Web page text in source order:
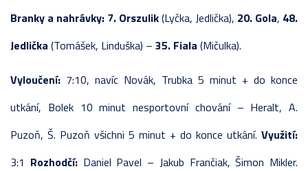
Branky a nahrávky: 7. Orszulik(Lyčka, Jedlička), 20. Gola, 48.
Jedlička (Tomášek, Linduška) – 35. Fiala (Mičulka).
Vyloučení: 7:10, navíc Novák, Trubka 5 minut + do konce
utkání, Bolek 10 minut nesportovní chování – Heralt, A.
Puzoň, Š. Puzoň všichni 5 minut + do konce utkání. Využití:
3:1 Rozhodčí:Daniel Pavel – Jakub Frančiak, Šimon Mikler.